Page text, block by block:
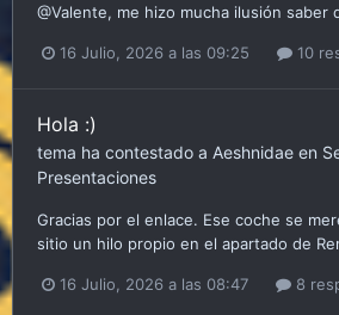
@Valente, me hizo mucha ilusión saber
16 Julio, 2026 a las 09:25 10
Hola :)
tema ha contestado a Aeshnidae en
Presentaciones
Gracias por el enlace. Ese coche se
sitio un hilo propio en el apartado de
16 Julio, 2026 a las 08:47 8